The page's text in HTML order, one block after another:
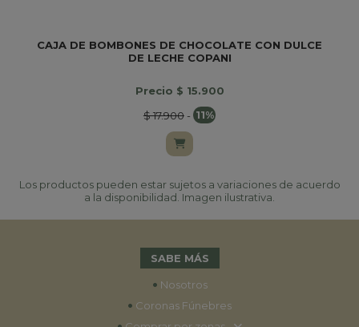
CAJA DE BOMBONES DE CHOCOLATE CON DULCE
DE LECHE COPANI
Precio $ 15.900
$ 17.900- 11%
Los productos pueden estar sujetos a variaciones de acuerdo
a la disponibilidad. Imagen ilustrativa.
SABE MÁS
• Nosotros
• Coronas Fúnebres